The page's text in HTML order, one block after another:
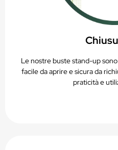
Le nostre buste stand-up
facile da aprire e sicura da
praticità e